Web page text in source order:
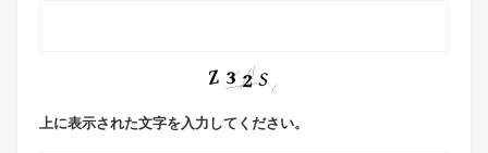
上に表示された文字を入力してください。